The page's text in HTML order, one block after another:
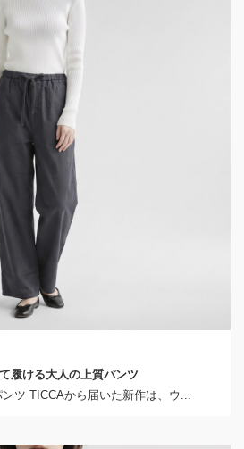
履ける大人の上質パンツ
ツ TICCAから届いた新作は、ウ...